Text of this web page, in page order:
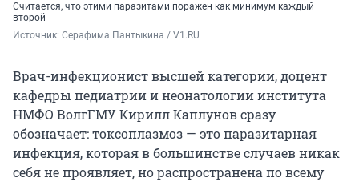
Считается, что этими паразитами поражен как минимум каждый
второй
Источник: Серафима Пантыкина / V1.RU
Врач-инфекционист высшей категории, доцент
кафедры педиатрии и неонатологии института
НМФО ВолгГМУ Кирилл Каплунов сразу
обозначает: токсоплазмоз — это паразитарная
инфекция, которая в большинстве случаев никак
себя не проявляет, но распространена по всему